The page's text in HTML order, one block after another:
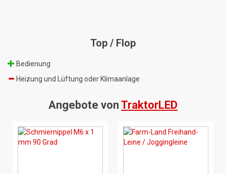
Top / Flop
Bedienung
Heizung und Lüftung oder Klimaanlage
Angebote von TraktorLED